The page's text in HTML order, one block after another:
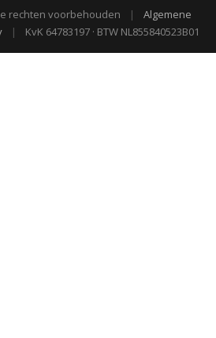
rechten voorbehouden |
Algemene
| KvK 64783197 · BTW NL855840523B01